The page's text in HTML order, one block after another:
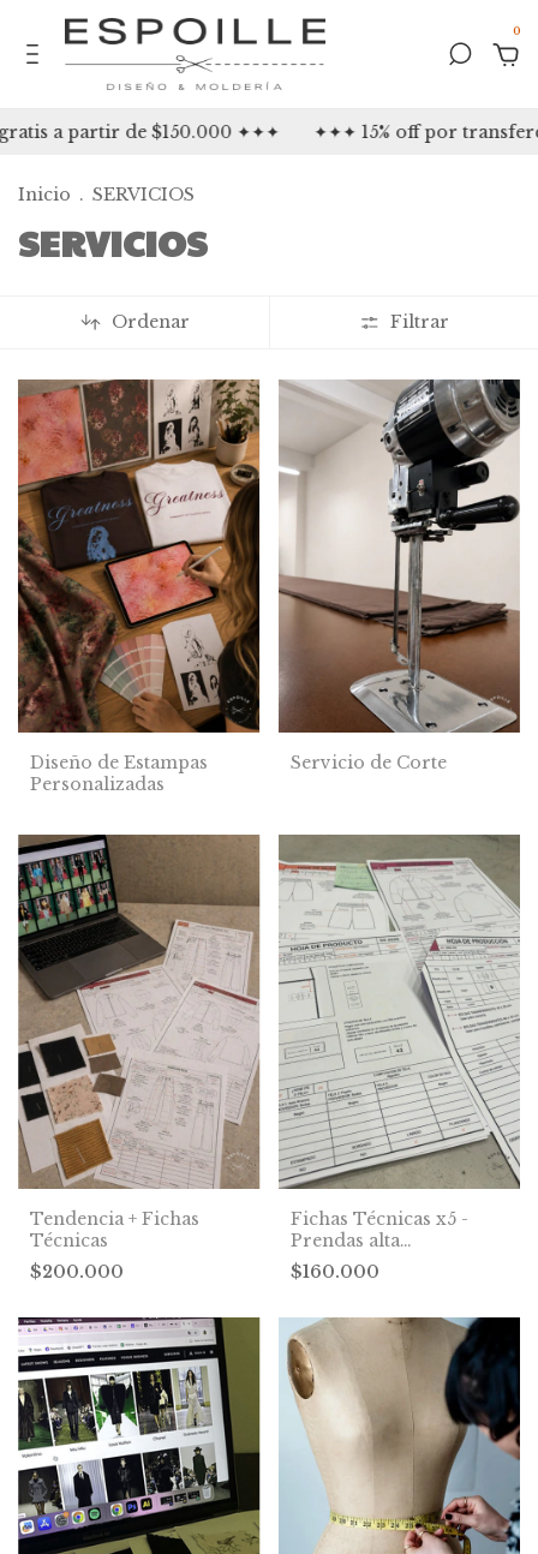
0
a partir de $150.000 ✦✦✦ ✦✦✦ 15% off por
Inicio . SERVICIOS
SERVICIOS
Ordenar Filtrar
Diseño de Estampas
Personalizadas
Servicio de Corte
Tendencia + Fichas
Técnicas
$200.000
Fichas Técnicas x5 -
Prendas alta
complejidad
$160.000